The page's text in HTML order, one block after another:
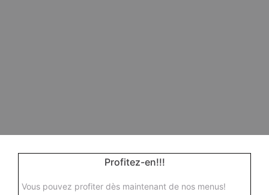
Profitez-en!!!
Vous pouvez profiter dès maintenant de nos menus!